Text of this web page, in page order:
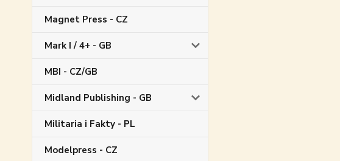
Magnet Press - CZ
Mark I / 4+ - GB
MBI - CZ/GB
Midland Publishing - GB
Militaria i Fakty - PL
Modelpress - CZ